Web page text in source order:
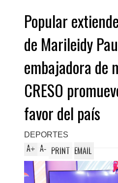
Popular
de Marileidy
embajadora de
CRESO
favor del país
DEPORTES
A+ A- PRINT EMAIL